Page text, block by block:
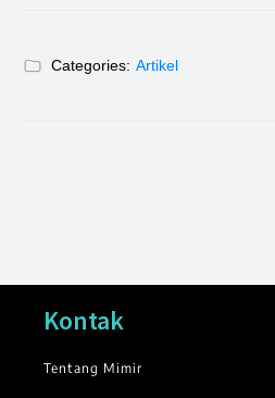
Categories: Artikel
Kontak
Tentang Mimir